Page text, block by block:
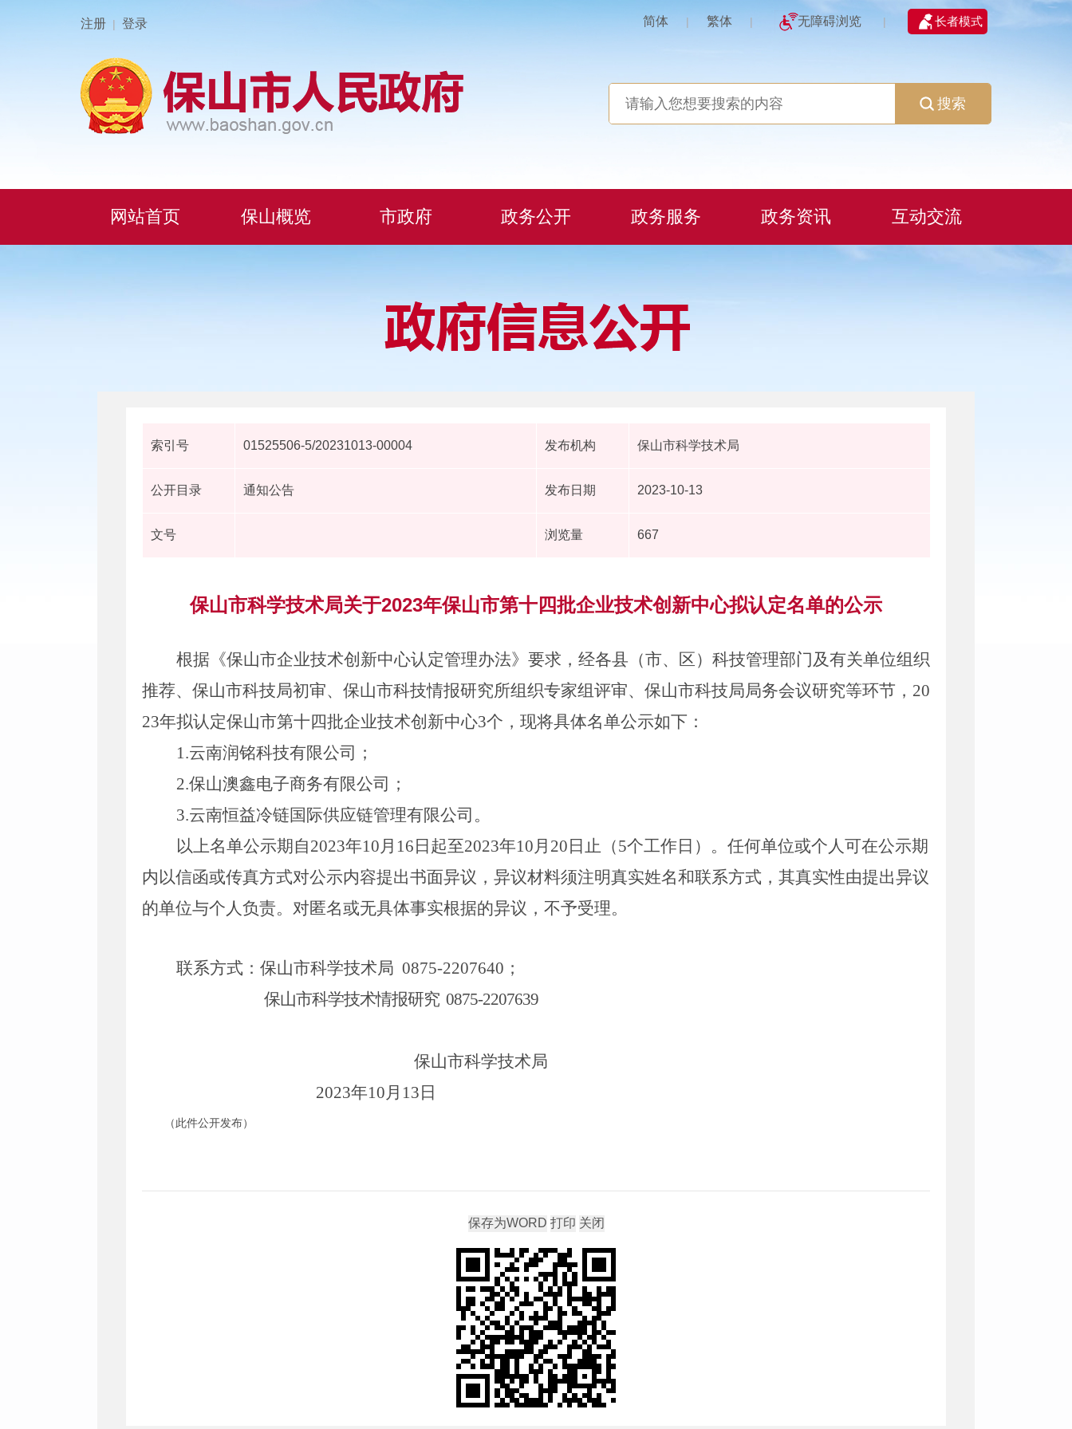
注册 | 登录 简体 | 繁体 | 无障碍浏览 | 长者模式
搜索
网站首页 保山概览 市政府 政务公开 政务服务 政务资讯 互动交流
索引号 01525506-5/20231013-00004 发布机构 保山市科学技术局
公开目录 通知公告 发布日期 2023-10-13
文号 浏览量 667
保山市科学技术局关于2023年保山市第十四批企业技术创新中心拟认定名单的公示
根据《保山市企业技术创新中心认定管理办法》要求， 经各县（市、区）科技管理部门及有关单位组织
推荐、保山市科技局初审、保山市科技情报研究所组织专家组评审、保山市科技局局务会议研究等环节， 20
23年拟认定保山市第十四批企业技术创新中心3个，现将具体名单公示如下 ：
1.云南润铭科技有限公司 ；
2.保山澳鑫电子商务有限公司 ；
3.云南恒益冷链国际供应链管理有限公司。
以上名单公示期 自2023年10月 16 日起至2023年10月 20 日止（5个工作日 ） 。任何单位或个人可在公示期
内以信函或传真方式对公示内容提出书面异议 ， 异议材料须注明真实姓名和联系方式，其真实性由提出异议
的单位与个人负责。对匿名或无具体事实根据的异议，不予受理。
联系方式： 保山市科学技术局 0875-2207640 ；
保山市科学技术情报研究 0875-2207639
保山市科学技术局
2023年10月 13 日
（此件公开发布）